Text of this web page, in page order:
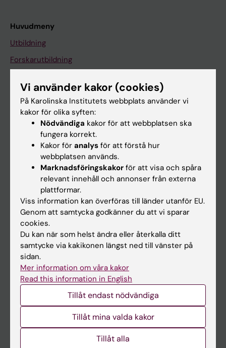
Huvudmeny
Utbildning
Forskarutbildning
Om KI
På gång
Nyheter
Kalender
Ladok
Canvas
Schema
Studentmejlen
Kurs- och programwebbar
Student på KI
Vi använder kakor (cookies)
På Karolinska Institutets webbplats använder vi
kakor för olika syften:
Nödvändiga kakor för att webbplatsen ska
fungera korrekt.
Kakor för analys för att förstå hur
webbplatsen används.
Marknadsföringskakor för att visa och spåra
relevant innehåll och annonser från externa
plattformar.
Viss information kan överföras till länder utanför EU.
Genom att samtycka godkänner du att vi sparar
cookies.
Du kan när som helst ändra eller återkalla ditt
samtycke via kakikonen längst ned till vänster på
sidan.
Mer information om våra kakor
Read this information in English
Tillåt endast nödvändiga
Tillåt mina valda kakor
Tillåt alla